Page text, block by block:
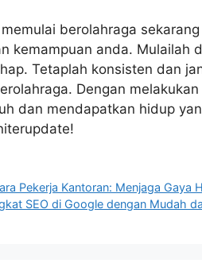
berolahraga
kemampuan anda. Mulailah
Tetaplah konsisten dan
Dengan
dan mendapatkan hidup
Pekerja Kantoran: Menjaga Gaya
SEO di Google dengan Mudah